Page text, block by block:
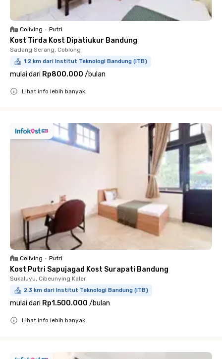
Coliving • Putri
Kost Tirda Kost Dipatiukur Bandung
Sadang Serang, Coblong
1.2 km dari Institut Teknologi Bandung (ITB)
mulai dari Rp800.000 /bulan
Lihat info lebih banyak
Coliving • Putri
Kost Putri Sapujagad Kost Surapati Bandung
Sukaluyu, Cibeunying Kaler
2.3 km dari Institut Teknologi Bandung (ITB)
mulai dari Rp1.500.000 /bulan
Lihat info lebih banyak